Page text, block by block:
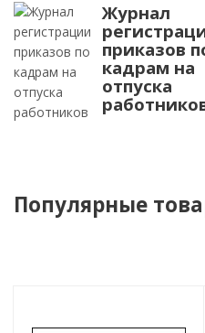
Журнал
приказов
кадрам на
отпуска
Популярные